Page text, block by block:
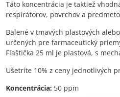
Táto koncentrácia je taktiež
respirátorov, povrchov a
Balené v tmavých plastových
určených pre farmaceutický
Fľaštička 25 ml je plastová, s
Ušetríte 10% z ceny jednotlivých
Koncentrácia: 50 ppm